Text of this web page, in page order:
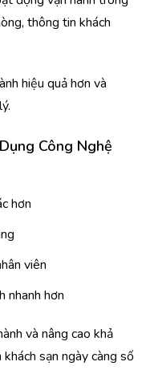
thông tin khách
hiệu quả hơn và
Công Nghệ
hơn
viên
nhanh hơn
và nâng cao khả
sạn ngày càng số